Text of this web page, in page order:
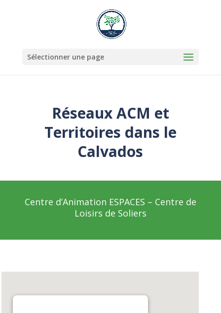
Sélectionner une page
Réseaux ACM et
Territoires dans le
Calvados
Centre d’Animation ESPACES – Centre de
Loisirs de Soliers